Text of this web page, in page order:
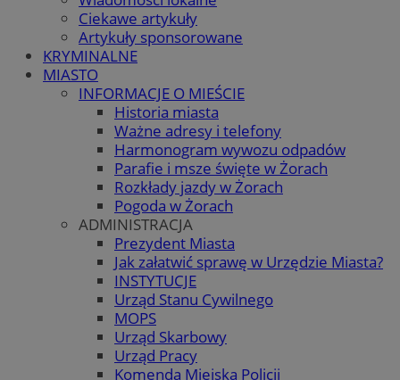
Ciekawe artykuły
Artykuły sponsorowane
KRYMINALNE
MIASTO
INFORMACJE O MIEŚCIE
Historia miasta
Ważne adresy i telefony
Harmonogram wywozu odpadów
Parafie i msze święte w Żorach
Rozkłady jazdy w Żorach
Pogoda w Żorach
ADMINISTRACJA
Prezydent Miasta
Jak załatwić sprawę w Urzędzie Miasta?
INSTYTUCJE
Urząd Stanu Cywilnego
MOPS
Urząd Skarbowy
Urząd Pracy
Komenda Miejska Policji